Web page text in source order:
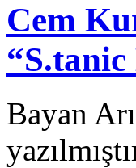
Cem
Bayan